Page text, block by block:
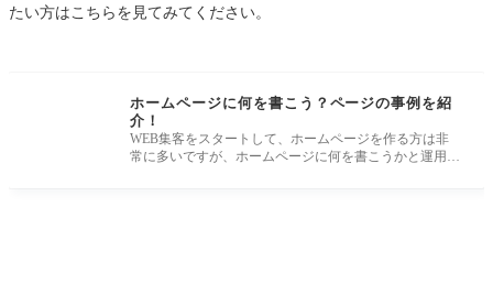
たい方はこちらを見てみてください。
ホームページに何を書こう？ページの事例を紹
介！
WEB集客をスタートして、ホームページを作る方は非
常に多いですが、ホームページに何を書こうかと運用方